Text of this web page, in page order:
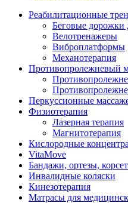
Реабилитационные
Беговые дорожки
Велотренажеры
Виброплатформы
Механотерапия
Противопролежневый
Перкуссионные
Физиотерапия
Лазерная терапия
Магнитотерапия
Кислородные
VitaMove
Бандажи, ортезы,
Инвалидные коляски
Кинезотерапия
Матрасы для